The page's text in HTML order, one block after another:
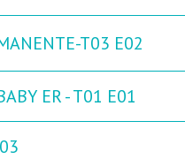
T03 E02
ER - T01 E01